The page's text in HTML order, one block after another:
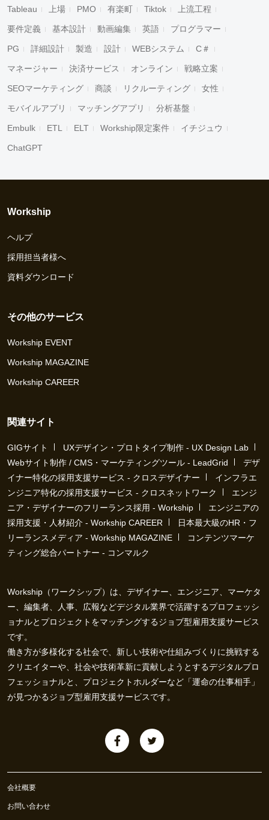
Tableau 上場 PMO 有楽町 Tiktok 上流工程
要件定義 基本設計 動画編集 英語 プログラマー
PG 詳細設計 製造 設計 WEBシステム C＃
マネージャー 決済サービス オンライン 戦略立案
SEOマーケティング 商談 リクルーティング 女性
モバイルアプリ マッチングアプリ 分析基盤
Embulk ETL ELT Workship限定案件 イチジュウ
ChatGPT
Workship
ヘルプ
採用担当者様へ
資料ダウンロード
その他のサービス
Workship EVENT
Workship MAGAZINE
Workship CAREER
関連サイト
GIGサイト
UXデザイン・プロトタイプ制作 - UX Design Lab
Webサイト制作 / CMS・マーケティングツール - LeadGrid
デザ
イナー特化の採用支援サービス - クロスデザイナー
インフラエ
ンジニア特化の採用支援サービス - クロスネットワーク
エンジ
ニア・デザイナーのフリーランス採用 - Workship
エンジニアの
採用支援・人材紹介 - Workship CAREER
日本最大級のHR・フ
リーランスメディア - Workship MAGAZINE
コンテンツマーケ
ティング総合パートナー - コンマルク
Workship（ワークシップ）は、デザイナー、エンジニア、マーケタ
ー、編集者、人事、広報などデジタル業界で活躍するプロフェッシ
ョナルとプロジェクトをマッチングするジョブ型雇用支援サービス
です。
働き方が多様化する社会で、新しい技術や仕組みづくりに挑戦する
クリエイターや、社会や技術革新に貢献しようとするデジタルプロ
フェッショナルと、プロジェクトホルダーなど「運命の仕事相手」
が見つかるジョブ型雇用支援サービスです。
会社概要
お問い合わせ